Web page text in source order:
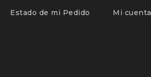
Estado de mi Pedido Mi cuenta